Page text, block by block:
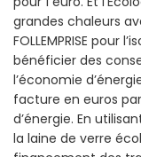
grandes chaleurs
FOLLEMPRISE pour
bénéficier des
l’économie
facture en euros
d’énergie. En
la laine de verre